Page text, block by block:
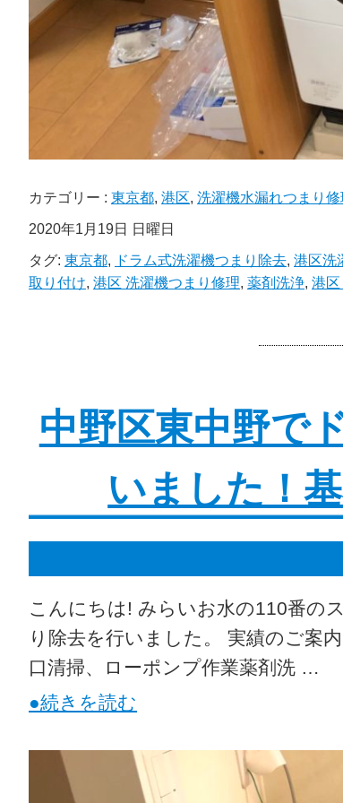
カテゴリー : 東京都, 港区, 洗濯機水漏れつまり修
2020年1月19日 日曜日
タグ: 東京都, ドラム式洗濯機つまり除去, 港区洗
取り付け, 港区 洗濯機つまり修理, 薬剤洗浄, 港
中野区東中野で
いました！
こんにちは! みらいお水の110番の
り除去を行いました。 実績のご案
口清掃、ローポンプ作業薬剤洗 …
●続きを読む